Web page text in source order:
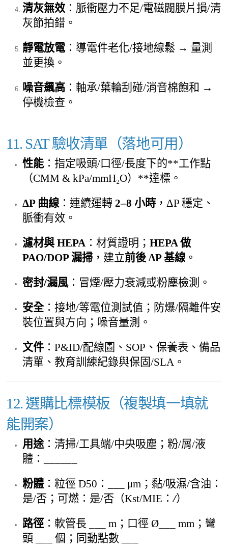
清灰無效 ：脈衝壓力不足/電磁閥膜片損/清
灰節拍錯。
靜電放電：導電件老化/接地線鬆 → 量測
並更換。
噪音飆高 ：軸承/葉輪刮碰/消音棉飽和 →
停機檢查。
11. SAT 驗收清單（落地可用）
性能：指定吸頭/口徑/長度下的**工作點
（CMM & kPa/mmH₂O）**達標。
ΔP 曲線 ：連續運轉 2–8 小時 ，ΔP 穩定、
脈衝有效。
濾材與 HEPA ：材質證明； HEPA 做
PAO/DOP 漏掃 ，建立前後 ΔP 基線 。
密封/漏風：冒煙/壓力衰減或粉塵檢測。
安全：接地/等電位測試值；防爆/隔離件安
裝位置與方向；噪音量測。
文件 ：P&ID/配線圖、SOP、保養表、備品
清單、教育訓練紀錄與保固/SLA。
12. 選購比標模板（複製填一填就
能開案）
用途 ：清掃/工具端/中央吸塵；粉/屑/液
體：______
粉體 ：粒徑 D50：___ μm；黏/吸濕/含油：
是/否；可燃：是/否（Kst/MIE：/）
路徑 ：軟管長 ___ m；口徑 Ø___ mm；彎
頭 ___ 個；同動點數 ___